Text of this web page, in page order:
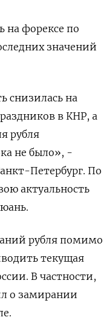
на форексе по
значений
снизилась на
в КНР, а
рубля
не ‌было», -
Петербург. По
актуальность
рубля помимо
текущая
В частности,
о ‌замирании